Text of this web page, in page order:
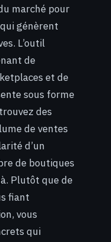
marché pour
génèrent
L’outil
de
et de
sous forme
des
de ventes
d’un
de boutiques
Plutôt que de
fiant
vous
qui